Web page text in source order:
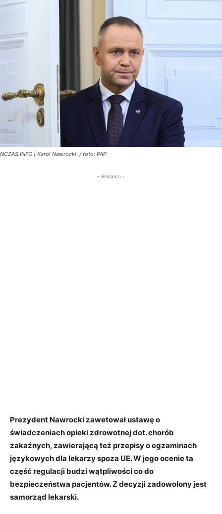
NCZAS.INFO | Karol Nawrocki. / foto: PAP
- Reklama -
Prezydent Nawrocki zawetował ustawę o
świadczeniach opieki zdrowotnej dot. chorób
zakaźnych, zawierającą też przepisy o egzaminach
językowych dla lekarzy spoza UE. W jego ocenie ta
część regulacji budzi wątpliwości co do
bezpieczeństwa pacjentów. Z decyzji zadowolony jest
samorząd lekarski.